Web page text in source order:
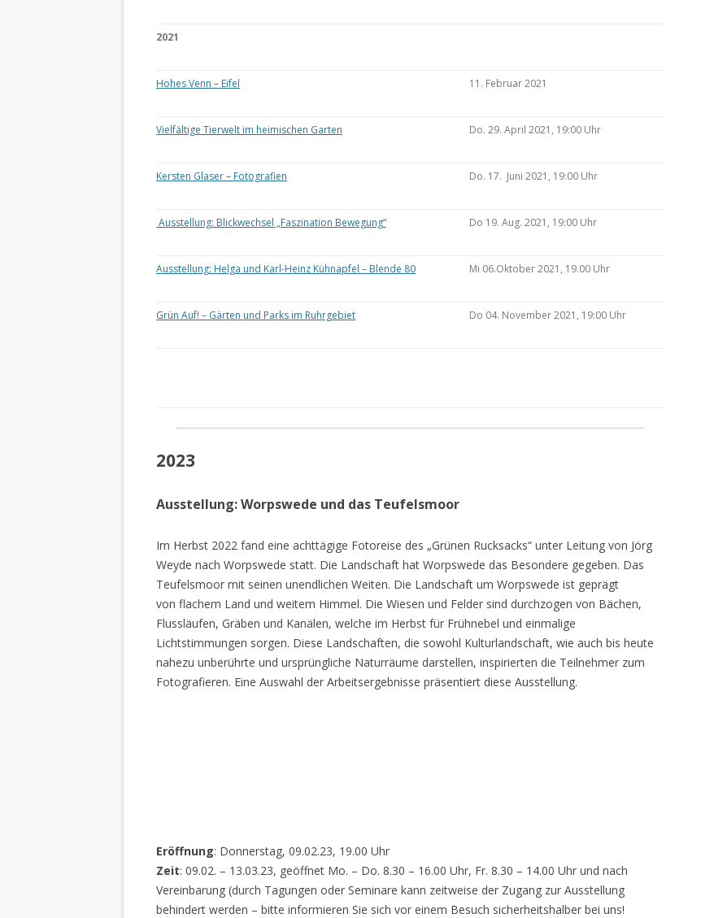
2021
Hohes Venn – Eifel 11. Februar 2021
Vielfältige Tierwelt im heimischen Garten Do. 29. April 2021, 19:00 Uhr
Kersten Glaser – Fotografien Do. 17. Juni 2021, 19:00 Uhr
Ausstellung: Blickwechsel „Faszination Bewegung“ Do 19. Aug. 2021, 19:00 Uhr
Ausstellung: Helga und Karl-Heinz Kühnapfel – Blende 80 Mi 06.Oktober 2021, 19.00 Uhr
Grün Auf! – Gärten und Parks im Ruhrgebiet Do 04. November 2021, 19:00 Uhr
2023
Ausstellung: Worpswede und das Teufelsmoor
Im Herbst 2022 fand eine achttägige Fotoreise des „Grünen Rucksacks“ unter Leitung von Jörg
Weyde nach Worpswede statt. Die Landschaft hat Worpswede das Besondere gegeben. Das
Teufelsmoor mit seinen unendlichen Weiten. Die Landschaft um Worpswede ist geprägt
von flachem Land und weitem Himmel. Die Wiesen und Felder sind durchzogen von Bächen,
Flussläufen, Gräben und Kanälen, welche im Herbst für Frühnebel und einmalige
Lichtstimmungen sorgen. Diese Landschaften, die sowohl Kulturlandschaft, wie auch bis heute
nahezu unberührte und ursprüngliche Naturräume darstellen, inspirierten die Teilnehmer zum
Fotografieren. Eine Auswahl der Arbeitsergebnisse präsentiert diese Ausstellung.
Eröffnung: Donnerstag, 09.02.23, 19.00 Uhr
Zeit: 09.02. – 13.03.23, geöffnet Mo. – Do. 8.30 – 16.00 Uhr, Fr. 8.30 – 14.00 Uhr und nach
Vereinbarung (durch Tagungen oder Seminare kann zeitweise der Zugang zur Ausstellung
behindert werden – bitte informieren Sie sich vor einem Besuch sicherheitshalber bei uns!